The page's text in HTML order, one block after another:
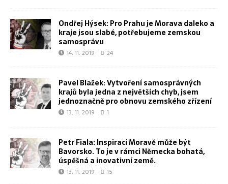
Ondřej Hýsek: Pro Prahu je Morava daleko a
kraje jsou slabé, potřebujeme zemskou
samosprávu
14. 11. 2019 24
Pavel Blažek: Vytvoření samosprávných
krajů byla jedna z největších chyb, jsem
jednoznačně pro obnovu zemského zřízení
13. 11. 2019 1
Petr Fiala: Inspirací Moravě může být
Bavorsko. To je v rámci Německa bohatá,
úspěšná a inovativní země.
13. 11. 2019 15